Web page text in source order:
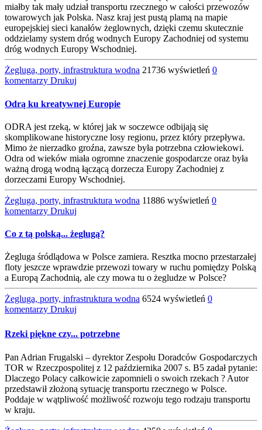
miałby tak mały udział transportu rzecznego w całości przewozów
towarowych jak Polska. Nasz kraj jest pustą plamą na mapie
europejskiej sieci kanałów żeglownych, dzięki czemu skutecznie
oddzielamy system dróg wodnych Europy Zachodniej od systemu
dróg wodnych Europy Wschodniej.
Żegluga, porty, infrastruktura wodna 21736 wyświetleń 0
komentarzy Drukuj
Odrą ku kreatywnej Europie
ODRA jest rzeką, w której jak w soczewce odbijają się
skomplikowane historyczne losy regionu, przez który przepływa.
Mimo że nierzadko groźna, zawsze była potrzebna człowiekowi.
Odra od wieków miała ogromne znaczenie gospodarcze oraz była
ważną drogą wodną łączącą dorzecza Europy Zachodniej z
dorzeczami Europy Wschodniej.
Żegluga, porty, infrastruktura wodna 11886 wyświetleń 0
komentarzy Drukuj
Co z tą polską... żeglugą?
Żegluga śródlądowa w Polsce zamiera. Resztka mocno przestarzałej
floty jeszcze wprawdzie przewozi towary w ruchu pomiędzy Polską
a Europą Zachodnią, ale czy mowa tu o żegludze w Polsce?
Żegluga, porty, infrastruktura wodna 6524 wyświetleń 0
komentarzy Drukuj
Rzeki piękne czy... potrzebne
Pan Adrian Frugalski – dyrektor Zespołu Doradców Gospodarczych
TOR w Rzeczpospolitej z 12 października 2007 s. B5 zadał pytanie:
Dlaczego Polacy całkowicie zapomnieli o swoich rzekach ? Autor
przedstawił złożoną sytuację transportu rzecznego w Polsce.
Poddaje w wątpliwość możliwość rozwoju tego rodzaju transportu
w kraju.